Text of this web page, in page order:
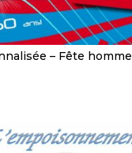
– Fête homme